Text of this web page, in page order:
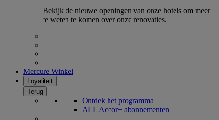
Bekijk de nieuwe openingen van onze hotels om meer
te weten te komen over onze renovaties.
Mercure Winkel
Loyaliteit
Terug
Ontdek het programma
ALL Accor+ abonnementen